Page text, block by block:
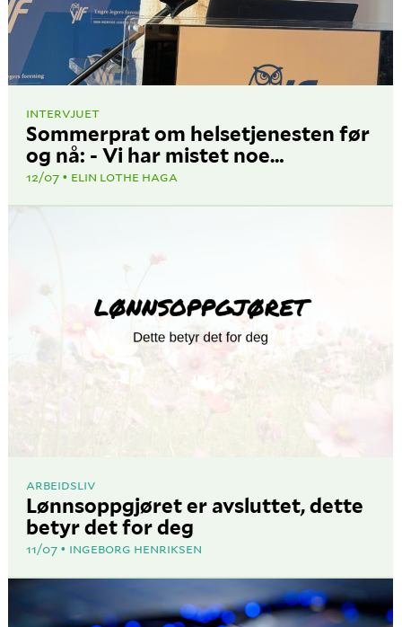
Sommerprat om helsetjenesten før
og nå: - Vi har mistet noe…
INTERVJUET
12/07 ELIN LOTHE HAGA
Lønnsoppgjøret er avsluttet, dette
betyr det for deg
ARBEIDSLIV
11/07 INGEBORG HENRIKSEN